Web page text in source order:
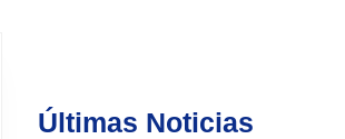
Últimas Noticias